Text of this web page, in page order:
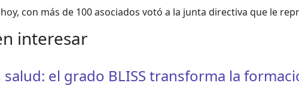
con más de 100 asociados votó a la junta directiva que le
interesar
el grado BLISS transforma la